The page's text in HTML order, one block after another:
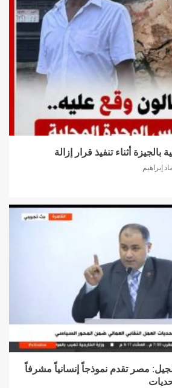
أثناء تنفيذ قرار إزالة
إبراهيم
مصر تقدم نموذجاً إنسانياً مشرفاً